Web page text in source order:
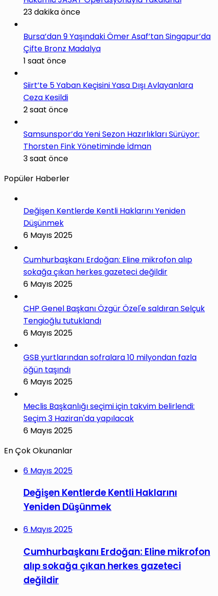
23 dakika önce
Bursa’dan 9 Yaşındaki Ömer Asaf’tan Singapur’da
Çifte Bronz Madalya
1 saat önce
Siirt’te 5 Yaban Keçisini Yasa Dışı Avlayanlara
Ceza Kesildi
2 saat önce
Samsunspor’da Yeni Sezon Hazırlıkları Sürüyor:
Thorsten Fink Yönetiminde İdman
3 saat önce
Popüler Haberler
Değişen Kentlerde Kentli Haklarını Yeniden
Düşünmek
6 Mayıs 2025
Cumhurbaşkanı Erdoğan: Eline mikrofon alıp
sokağa çıkan herkes gazeteci değildir
6 Mayıs 2025
CHP Genel Başkanı Özgür Özel'e saldıran Selçuk
Tengioğlu tutuklandı
6 Mayıs 2025
GSB yurtlarından sofralara 10 milyondan fazla
öğün taşındı
6 Mayıs 2025
Meclis Başkanlığı seçimi için takvim belirlendi:
Seçim 3 Haziran'da yapılacak
6 Mayıs 2025
En Çok Okunanlar
6 Mayıs 2025
Değişen Kentlerde Kentli Haklarını
Yeniden Düşünmek
6 Mayıs 2025
Cumhurbaşkanı Erdoğan: Eline mikrofon
alıp sokağa çıkan herkes gazeteci
değildir